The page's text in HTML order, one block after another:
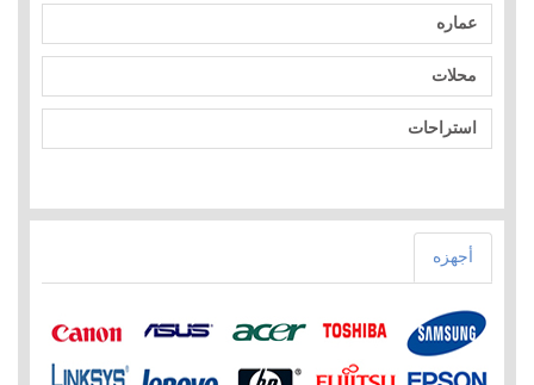
عماره
محلات
استراحات
أجهزه